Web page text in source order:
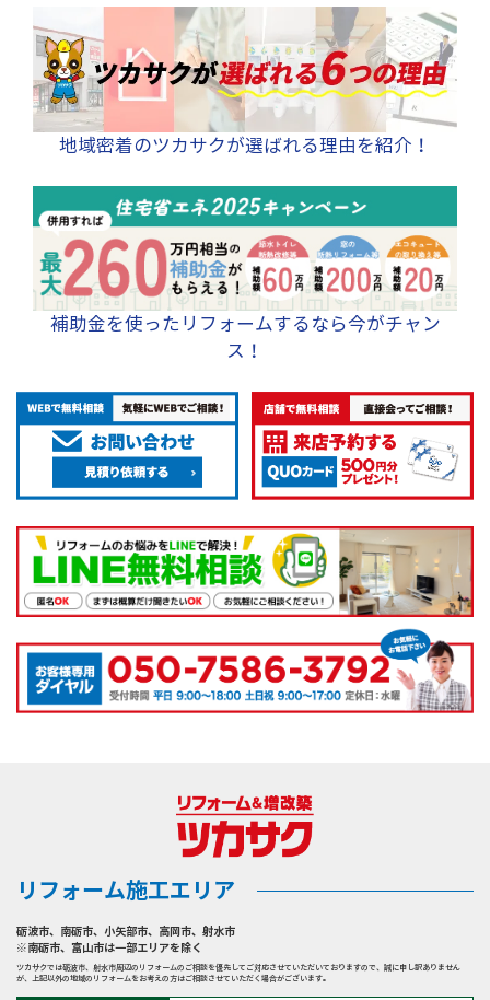
地域密着のツカサクが選ばれる理由を紹介！
補助金を使ったリフォームするなら今がチャン
ス！
リフォーム施工エリア
砺波市、 南砺市、 小矢部市、 高岡市、 射水市
※南砺市、富山市は一部エリアを除く
ツカサクでは砺波市、射水市周辺のリフォームのご相談を優先してご対応させていただいておりますので、誠に申し訳ありません
が、上記以外の地域のリフォームをお考えの方はご相談させていただく場合がございます。